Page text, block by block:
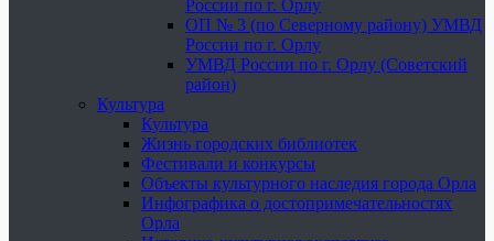
России по г. Орлу
ОП № 3 (по Северному району) УМВД
России по г. Орлу
УМВД России по г. Орлу (Советский
район)
Культура
Культура
Жизнь городских библиотек
Фестивали и конкурсы
Объекты культурного наследия города Орла
Инфографика о достопримечательностях
Орла